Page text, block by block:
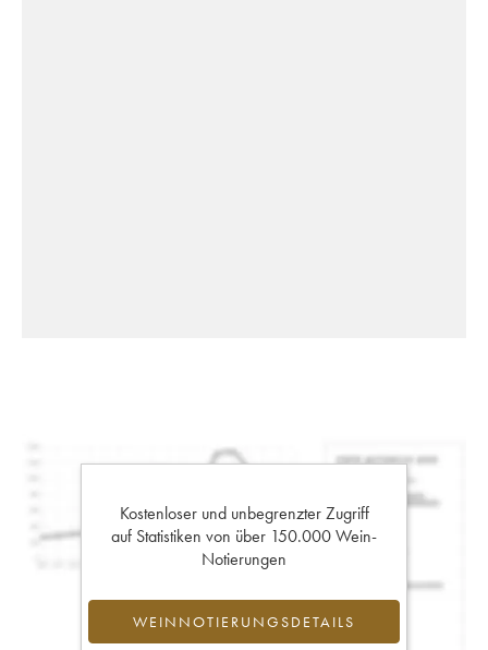
Kostenloser und unbegrenzter Zugriff
auf Statistiken von über 150.000 Wein-
Notierungen
WEINNOTIERUNGSDETAILS